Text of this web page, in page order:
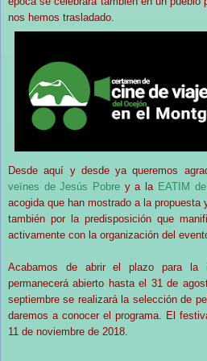
nos hemos trasladado.
Desde aquí y desde ya queremos
veïnes de Jesús Pobre y a la EATIM
acogida que han mostrado a la
también por la predisposición que
activamente con la organización del
Acabamos de abrir el plazo para la
permanecerá abierto hasta el 31 de
septiembre se realizará la selección de
daremos a conocer el programa. El
11 de noviembre de 2018.